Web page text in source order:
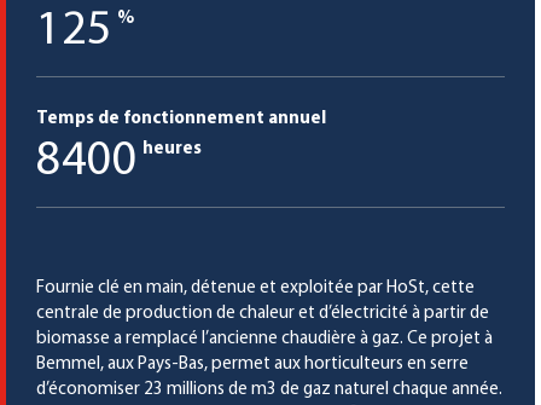
125 %
Temps de fonctionnement annuel
8400 heures
Fournie clé en main, détenue et exploitée par HoSt, cette
centrale de production de chaleur et d’électricité à partir de
biomasse a remplacé l’ancienne chaudière à gaz. Ce projet à
Bemmel, aux Pays-Bas, permet aux horticulteurs en serre
d’économiser 23 millions de m3 de gaz naturel chaque année.